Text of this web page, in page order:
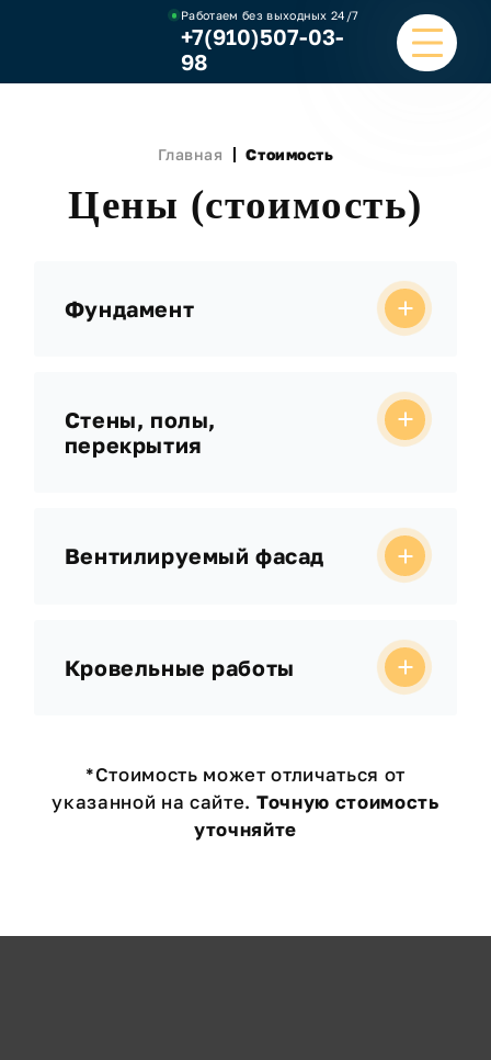
Работаем без выходных24/7
+7(910)507-03-
98
УСЛУГИ
ЦЕНЫ
ОТЗЫВЫ И ВИДЕО
КОНТАКТЫ
Главная Стоимость
Цены (стоимость)
Фундамент
Стены, полы,
перекрытия
Вентилируемый фасад
Кровельные работы
*Стоимость может отличаться от
указанной на сайте. Точную стоимость
уточняйте